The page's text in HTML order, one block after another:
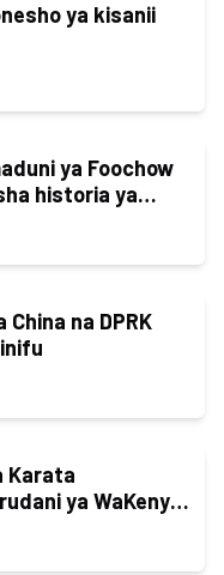
ya kisanii
ya Foochow
historia ya
na DPRK
Karata
ya WaKenya